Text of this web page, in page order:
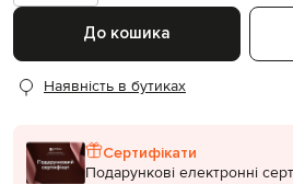
До кошика
Наявність в бутиках
Сертифікати
Подарункові електронні